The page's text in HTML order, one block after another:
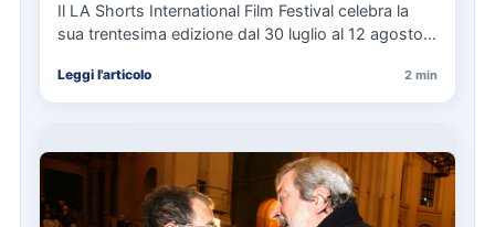
Il LA Shorts International Film Festival celebra la
sua trentesima edizione dal 30 luglio al 12 agosto,
Leggi l'articolo 2 min